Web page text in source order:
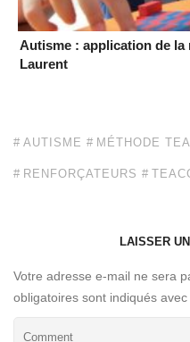
Autisme : application de la
Laurent
AUTISME MÉTHODE
RENFORÇATEURS
LAISSER
Votre adresse e-mail ne sera
obligatoires sont indiqués avec